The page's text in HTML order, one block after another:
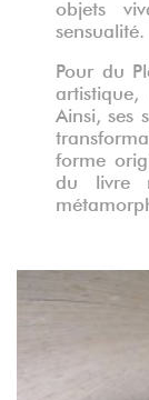
objets
sensualité.
Pour du
Ainsi, ses
forme
du livre